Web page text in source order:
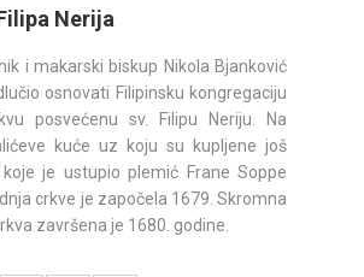
Nerija
i makarski biskup Nikola Bjanković
osnovati Filipinsku kongregaciju
posvećenu sv. Filipu Neriju. Na
kuće uz koju su kupljene još
je ustupio plemić Frane Soppe
crkve je započela 1679. Skromna
završena je 1680. godine.